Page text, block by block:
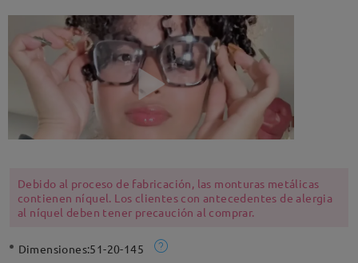
Debido al proceso de fabricación, las monturas metálicas
contienen níquel. Los clientes con antecedentes de alergia
al níquel deben tener precaución al comprar.
Dimensiones:51-20-145